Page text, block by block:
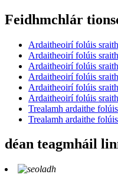
Feidhmchlár
Ardaitheoirí folúis
Ardaitheoirí folúis
Ardaitheoirí folúis
Ardaitheoirí folúis
Ardaitheoirí folúis
Ardaitheoirí folúis
Trealamh ardaithe
Trealamh ardaithe
déan teagmháil